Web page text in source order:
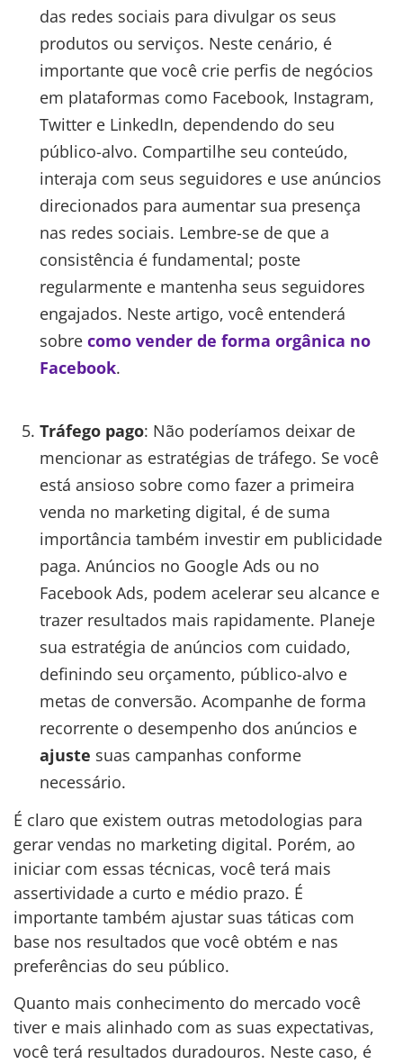
das redes sociais para divulgar os seus
produtos ou serviços. Neste cenário, é
importante que você crie perfis de negócios
em plataformas como Facebook, Instagram,
Twitter e LinkedIn, dependendo do seu
público-alvo. Compartilhe seu conteúdo,
interaja com seus seguidores e use anúncios
direcionados para aumentar sua presença
nas redes sociais. Lembre-se de que a
consistência é fundamental; poste
regularmente e mantenha seus seguidores
engajados. Neste artigo, você entenderá
sobre como vender de forma orgânica no
Facebook.
Tráfego pago: Não poderíamos deixar de
mencionar as estratégias de tráfego. Se você
está ansioso sobre como fazer a primeira
venda no marketing digital, é de suma
importância também investir em publicidade
paga. Anúncios no Google Ads ou no
Facebook Ads, podem acelerar seu alcance e
trazer resultados mais rapidamente. Planeje
sua estratégia de anúncios com cuidado,
definindo seu orçamento, público-alvo e
metas de conversão. Acompanhe de forma
recorrente o desempenho dos anúncios e
ajuste suas campanhas conforme
necessário.
É claro que existem outras metodologias para
gerar vendas no marketing digital. Porém, ao
iniciar com essas técnicas, você terá mais
assertividade a curto e médio prazo. É
importante também ajustar suas táticas com
base nos resultados que você obtém e nas
preferências do seu público.
Quanto mais conhecimento do mercado você
tiver e mais alinhado com as suas expectativas,
você terá resultados duradouros. Neste caso, é